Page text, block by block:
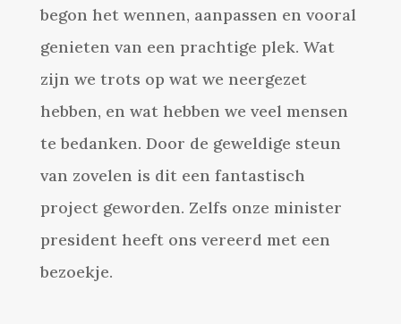
begon het wennen, aanpassen en vooral
genieten van een prachtige plek. Wat
zijn we trots op wat we neergezet
hebben, en wat hebben we veel mensen
te bedanken. Door de geweldige steun
van zovelen is dit een fantastisch
project geworden. Zelfs onze minister
president heeft ons vereerd met een
bezoekje.